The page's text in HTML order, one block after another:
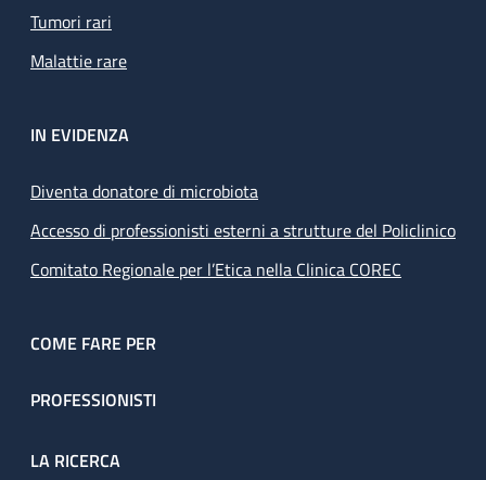
Tumori rari
Malattie rare
IN EVIDENZA
Diventa donatore di microbiota
Accesso di professionisti esterni a strutture del Policlinico
Comitato Regionale per l’Etica nella Clinica COREC
COME FARE PER
PROFESSIONISTI
LA RICERCA